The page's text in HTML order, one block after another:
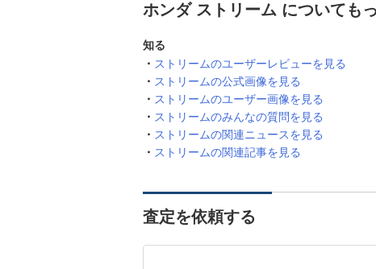
ホンダ ストリーム についても
知る
ストリームのユーザーレビューを見る
ストリームの公式画像を見る
ストリームのユーザー画像を見る
ストリームのみんなの質問を見る
ストリームの関連ニュースを見る
ストリームの関連記事を見る
査定を依頼する